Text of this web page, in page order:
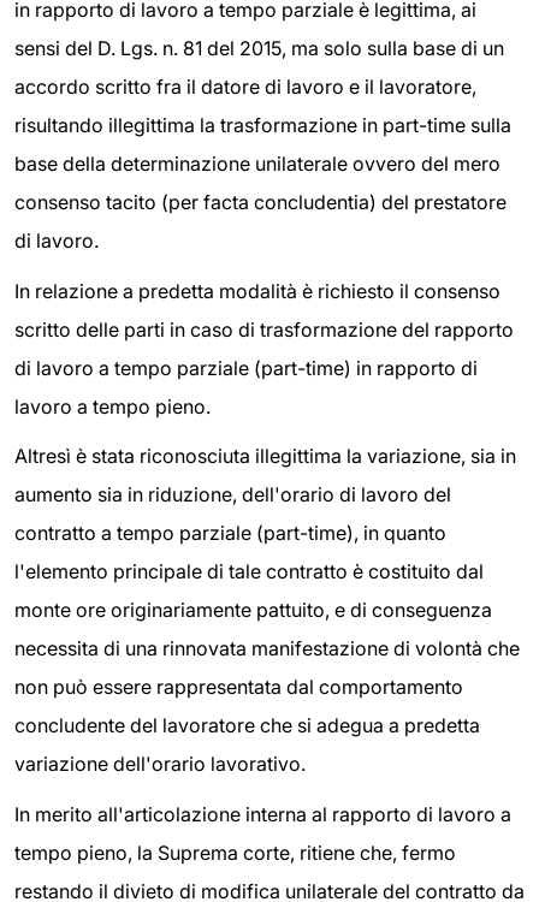
in rapporto di lavoro a tempo parziale è legittima, ai
sensi del D. Lgs. n. 81 del 2015, ma solo sulla base di un
accordo scritto fra il datore di lavoro e il lavoratore,
risultando illegittima la trasformazione in part-time sulla
base della determinazione unilaterale ovvero del mero
consenso tacito (per facta concludentia) del prestatore
di lavoro.
In relazione a predetta modalità è richiesto il consenso
scritto delle parti in caso di trasformazione del rapporto
di lavoro a tempo parziale (part-time) in rapporto di
lavoro a tempo pieno.
Altresì è stata riconosciuta illegittima la variazione, sia in
aumento sia in riduzione, dell'orario di lavoro del
contratto a tempo parziale (part-time), in quanto
l'elemento principale di tale contratto è costituito dal
monte ore originariamente pattuito, e di conseguenza
necessita di una rinnovata manifestazione di volontà che
non può essere rappresentata dal comportamento
concludente del lavoratore che si adegua a predetta
variazione dell'orario lavorativo.
In merito all'articolazione interna al rapporto di lavoro a
tempo pieno, la Suprema corte, ritiene che, fermo
restando il divieto di modifica unilaterale del contratto da